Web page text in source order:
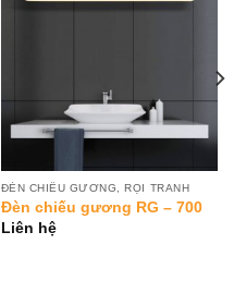
Add to
ĐÈN CHIẾU GƯƠNG, RỌI TRANH
Đèn chiếu gương RG – 700
Liên hệ